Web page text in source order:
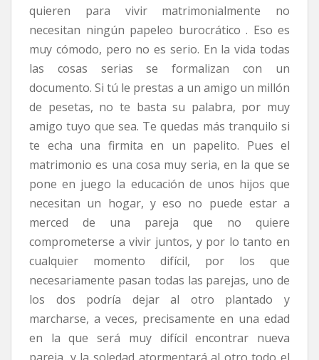
quieren para vivir matrimonialmente no
necesitan ningún papeleo burocrático . Eso es
muy cómodo, pero no es serio. En la vida todas
las cosas serias se formalizan con un
documento. Si tú le prestas a un amigo un millón
de pesetas, no te basta su palabra, por muy
amigo tuyo que sea. Te quedas más tranquilo si
te echa una firmita en un papelito. Pues el
matrimonio es una cosa muy seria, en la que se
pone en juego la educación de unos hijos que
necesitan un hogar, y eso no puede estar a
merced de una pareja que no quiere
comprometerse a vivir juntos, y por lo tanto en
cualquier momento difícil, por los que
necesariamente pasan todas las parejas, uno de
los dos podría dejar al otro plantado y
marcharse, a veces, precisamente en una edad
en la que será muy difícil encontrar nueva